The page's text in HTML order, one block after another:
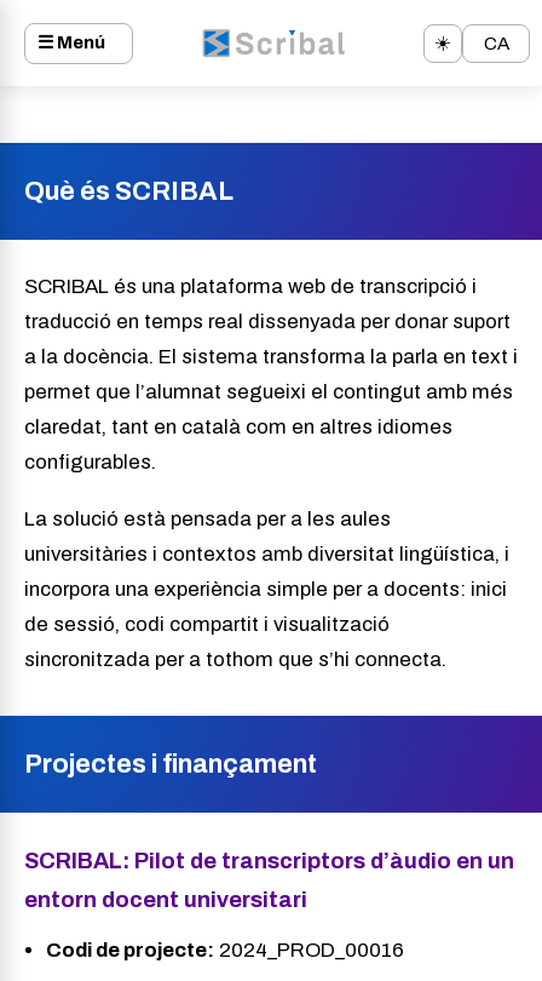
Què és SCRIBAL
SCRIBAL és una plataforma web de transcripció i
traducció en temps real dissenyada per donar suport
a la docència. El sistema transforma la parla en text i
permet que l’alumnat segueixi el contingut amb més
claredat, tant en català com en altres idiomes
configurables.
La solució està pensada per a les aules
universitàries i contextos amb diversitat lingüística, i
incorpora una experiència simple per a docents: inici
de sessió, codi compartit i visualització
sincronitzada per a tothom que s’hi connecta.
Projectes i finançament
SCRIBAL: Pilot de transcriptors d’àudio en un
entorn docent universitari
Codi de projecte: 2024_PROD_00016
☰ Menú ☀️ CA